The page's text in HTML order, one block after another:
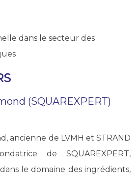
dans le secteur des
(SQUAREXPERT)
ancienne de LVMH et STRAND
de SQUAREXPERT,
le domaine des ingrédients,